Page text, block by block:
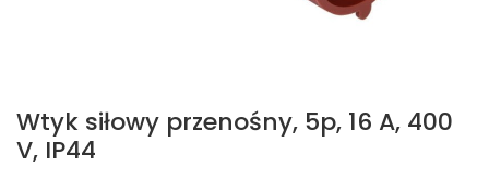
Wtyk siłowy przenośny, 5p, 16 A, 400
V, IP44